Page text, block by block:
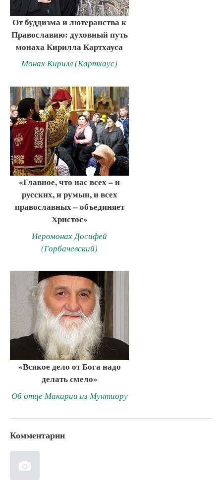
От буддизма и лютеранства к
Православию: духовный путь
монаха Кирилла Картхауса
Монах Кирилл (Картхаус)
«Главное, что нас всех – и
русских, и румын, и всех
православных – объединяет
Христос»
Иеромонах Досифей
(Горбачевский)
«Всякое дело от Бога надо
делать смело»
Об отце Макарии из Мунтиору
Комментарии